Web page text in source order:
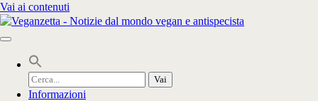
Vai ai contenuti
Cerca
per:
Informazioni